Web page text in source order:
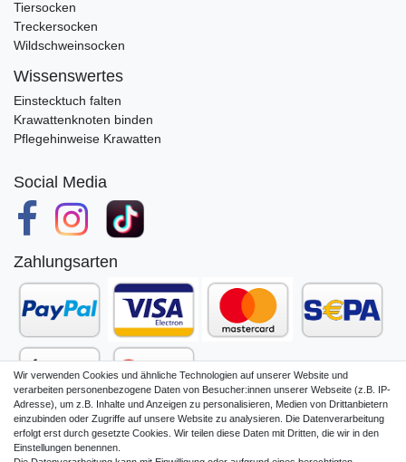
Tiersocken
Treckersocken
Wildschweinsocken
Wissenswertes
Einstecktuch falten
Krawattenknoten binden
Pflegehinweise Krawatten
Social Media
Zahlungsarten
Wir verwenden Cookies und ähnliche Technologien auf unserer Website und
verarbeiten personenbezogene Daten von Besucher:innen unserer Webseite (z.B. IP-
Adresse), um z.B. Inhalte und Anzeigen zu personalisieren, Medien von Drittanbietern
einzubinden oder Zugriffe auf unsere Website zu analysieren. Die Datenverarbeitung
erfolgt erst durch gesetzte Cookies. Wir teilen diese Daten mit Dritten, die wir in den
Einstellungen benennen.